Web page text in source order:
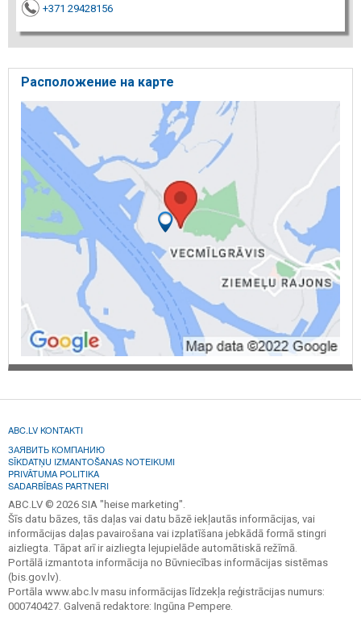
+371 29428156
Расположение на карте
ABC.LV KONTAKTI
ЗАЯВИТЬ КОМПАНИЮ
SĪKDATŅU IZMANTOŠANAS NOTEIKUMI
PRIVĀTUMA POLITIKA
SADARBĪBAS PARTNERI
ABC.LV © 2026 SIA "heise marketing".
Šīs datu bāzes, tās daļas vai datu bāzē iekļautās informācijas, vai
informācijas daļas pavairošana vai izplatīšana jebkādā formā stingri
aizliegta. Tāpat arī ir aizliegta lejupielāde automātiskā režīmā.
Portālā izmantota informācija no Būvniecības informācijas sistēmas
(bis.gov.lv).
Portāla www.abc.lv masu informācijas līdzekļa reģistrācijas numurs:
000740427. Galvenā redaktore: Ingūna Pempere.